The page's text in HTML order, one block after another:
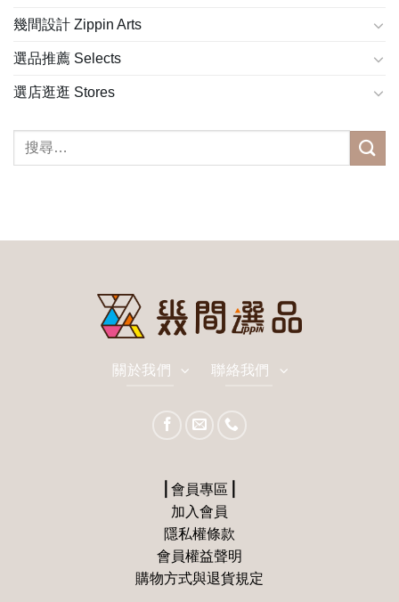
幾間設計 Zippin Arts
選品推薦 Selects
選店逛逛 Stores
關於我們 聯絡我們
⎪會員專區⎪
加入會員
隱私權條款
會員權益聲明
購物方式與退貨規定